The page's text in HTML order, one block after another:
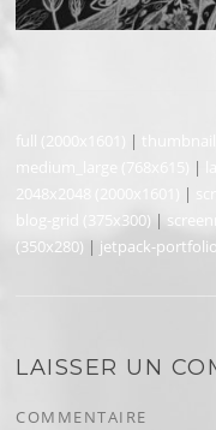
|
medium_large (768x615)
|
2048x2048 (2000x1601)
|
blog-grid (375x300) |
(350x280) | jetpack-
LAISSER UN
COMMENTAIRE